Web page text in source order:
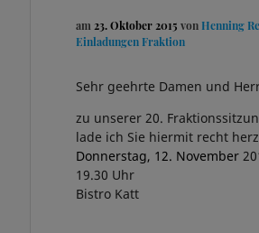
am 23. Oktober 2015 von Henning
Einladungen Fraktion
Sehr geehrte Damen und
zu unserer 20.
lade ich Sie hiermit recht
Donnerstag, 12. November
19.30 Uhr
Bistro Katt